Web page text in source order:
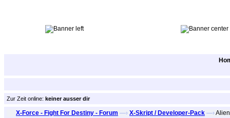
Zur Zeit online: keiner ausser dir
X-Force - Fight For Destiny - Forum —› X-Skript / Developer-Pack —›